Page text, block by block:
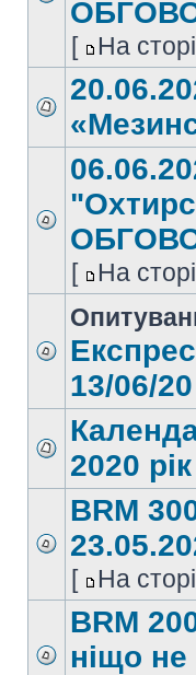
[ На
[ На
13/06/20
2020 рік
BRM
[ На
BRM
ніщо